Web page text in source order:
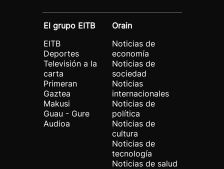
El grupo EITB
EITB
Deportes
Televisión a la
carta
Primeran
Gaztea
Makusi
Guau - Gure
Audioa
Orain
Noticias de
economía
Noticias de
sociedad
Noticias
internacionales
Noticias de
política
Noticias de
cultura
Noticias de
tecnología
Noticias de salud